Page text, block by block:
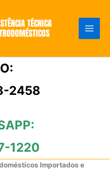
2458
1220
Importados e